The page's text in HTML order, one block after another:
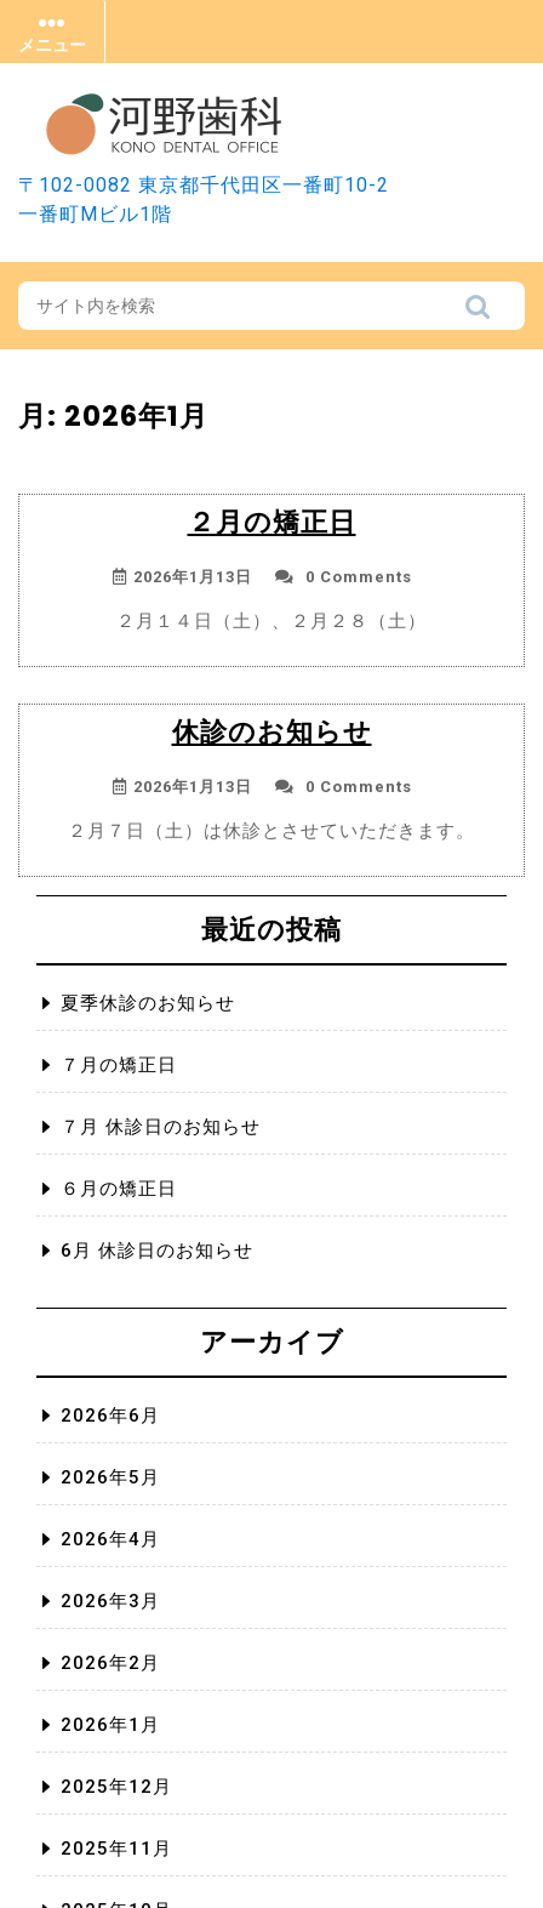
content
メニュー
メ
ニ
ュ
ー
〒102-0082 東京都千代田区一番町10-2
一番町Mビル1階
月: 2026年1月
２月の矯正日
2026年1月13日 0 Comments
２月１４日（土）、２月２８（土）
休診のお知らせ
2026年1月13日 0 Comments
２月７日（土）は休診とさせていただきます。
最近の投稿
夏季休診のお知らせ
７月の矯正日
７月 休診日のお知らせ
６月の矯正日
6月 休診日のお知らせ
アーカイブ
2026年6月
2026年5月
2026年4月
2026年3月
2026年2月
2026年1月
2025年12月
2025年11月